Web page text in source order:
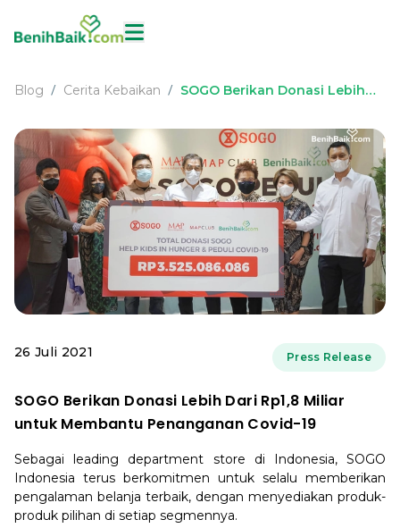
Blog / Cerita Kebaikan / SOGO Berikan Donasi Lebih
Membantu Penanganan
Covid-19
26 Juli 2021 Press Release
SOGO Berikan Donasi Lebih Dari Rp1,8 Miliar
untuk Membantu Penanganan Covid-19
Sebagai leading department store di Indonesia, SOGO
Indonesia terus berkomitmen untuk selalu memberikan
pengalaman belanja terbaik, dengan menyediakan produk-
produk pilihan di setiap segmennya.